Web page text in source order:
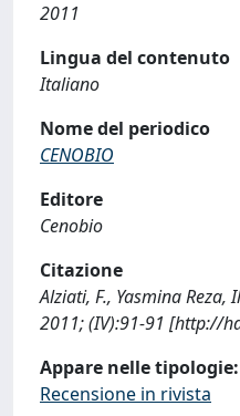
2011
Lingua del contenuto
Italiano
Nome del periodico
CENOBIO
Editore
Cenobio
Citazione
Alziati, F., Yasmina
2011; (IV):91-91 [http://
Appare nelle tipologie:
Recensione in rivista